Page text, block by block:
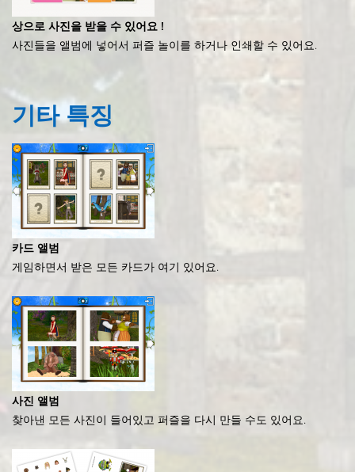
상으로 사진을 받을 수 있어요 !
사진들을 앨범에 넣어서 퍼즐 놀이를 하거나 인쇄할 수 있어요.
기타특징
카드 앨범
게임하면서 받은 모든 카드가 여기 있어요.
사진 앨범
찾아낸 모든 사진이 들어있고 퍼즐을 다시 만들 수도 있어요.